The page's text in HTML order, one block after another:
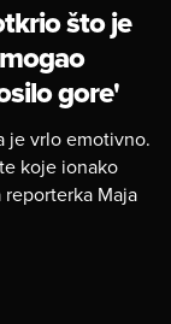
što je
gore'
je vrlo emotivno.
koje ionako
Maja